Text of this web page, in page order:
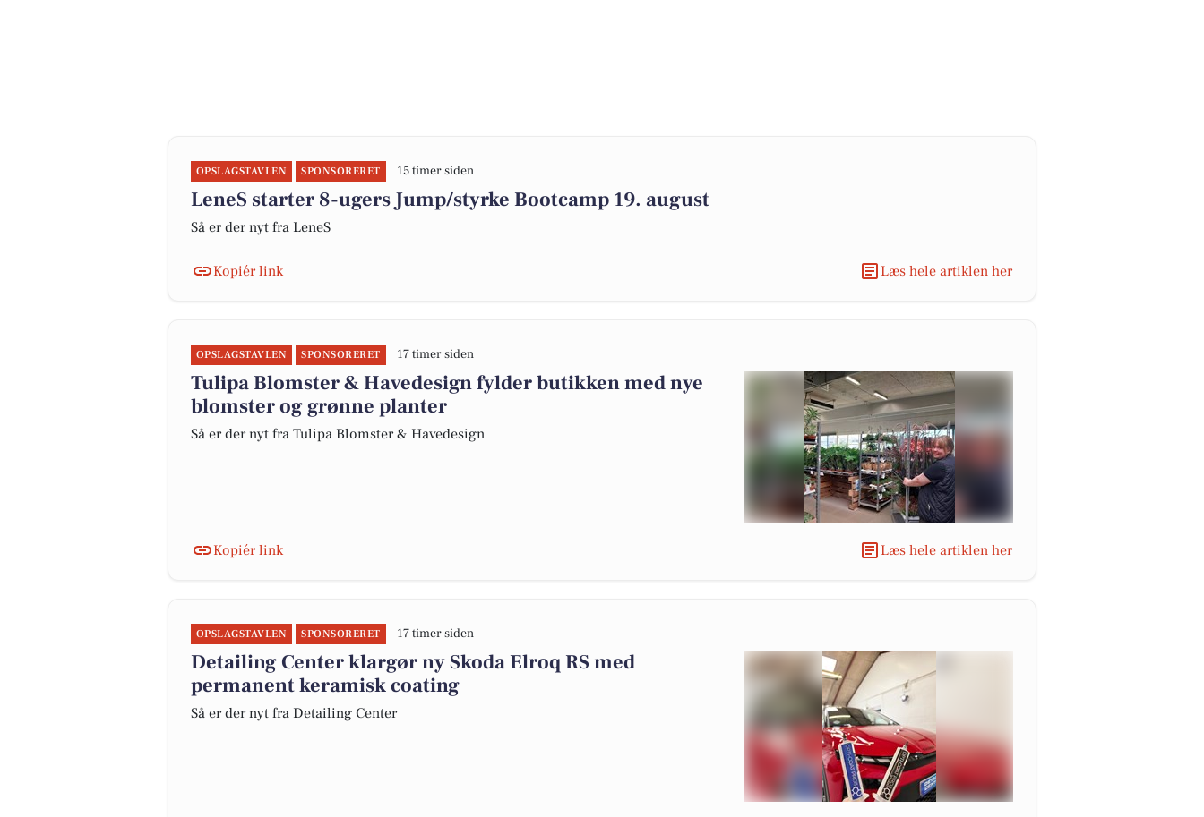
OPSLAGSTAVLEN SPONSORERET 15 timer siden
LeneS starter 8-ugers Jump/styrke Bootcamp 19. august
Så er der nyt fra LeneS
Kopiér link Læs hele artiklen her
OPSLAGSTAVLEN SPONSORERET 17 timer siden
Tulipa Blomster & Havedesign fylder butikken med nye
blomster og grønne planter
Så er der nyt fra Tulipa Blomster & Havedesign
Kopiér link Læs hele artiklen her
OPSLAGSTAVLEN SPONSORERET 17 timer siden
Detailing Center klargør ny Skoda Elroq RS med
permanent keramisk coating
Så er der nyt fra Detailing Center